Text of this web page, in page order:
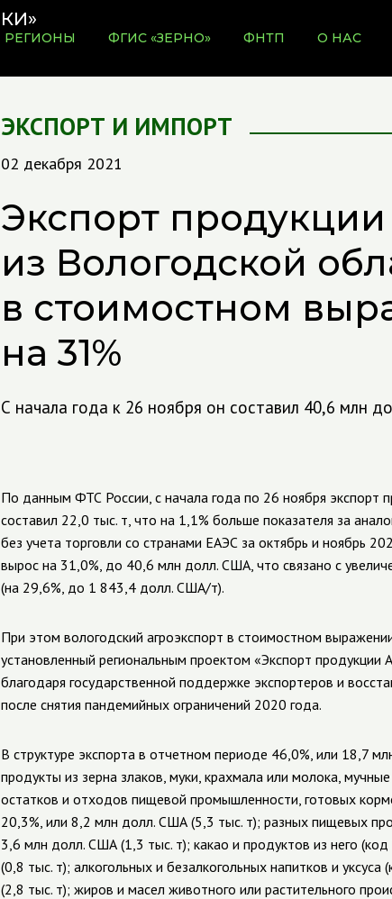
РЕГИОНЫ ФГИС «ЗЕРНО» ФНТП О НАС
ЭКСПОРТ И ИМПОРТ
02 декабря 2021
Экспорт
из Вологодской
в стоимостном
на 31%
С начала года к 26 ноября он составил 40,6 млн
По данным ФТС России, с начала года по 26 ноября экспорт
составил 22,0 тыс. т, что на 1,1% больше показателя за
без учета торговли со странами ЕАЭС за октябрь и ноябрь
вырос на 31,0%, до 40,6 млн долл. США, что связано с
(на 29,6%, до 1 843,4 долл. США/т).
При этом вологодский агроэкспорт в стоимостном
установленный региональным проектом «Экспорт продукции
благодаря государственной поддержке экспортеров и
после снятия пандемийных ограничений 2020 года.
В структуре экспорта в отчетном периоде 46,0%, или 18,7
продукты из зерна злаков, муки, крахмала или молока,
остатков и отходов пищевой промышленности, готовых
20,3%, или 8,2 млн долл. США (5,3 тыс. т); разных пищевых
3,6 млн долл. США (1,3 тыс. т); какао и продуктов из него
(0,8 тыс. т); алкогольных и безалкогольных напитков и
(2,8 тыс. т); жиров и масел животного или растительного